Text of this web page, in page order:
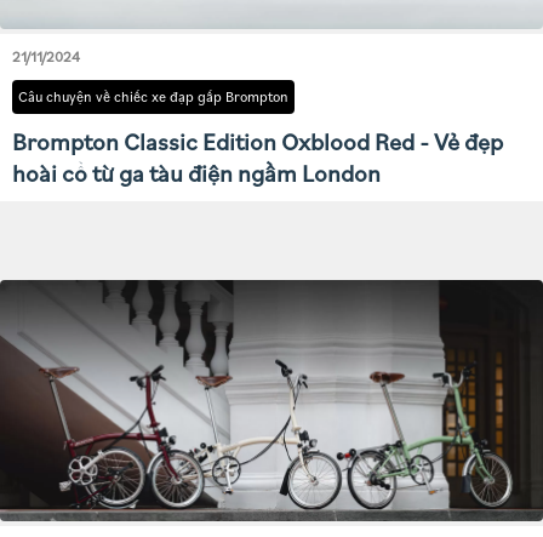
21/11/2024
Câu chuyện về chiếc xe đạp gấp Brompton
Brompton Classic Edition Oxblood Red - Vẻ đẹp
hoài cổ từ ga tàu điện ngầm London